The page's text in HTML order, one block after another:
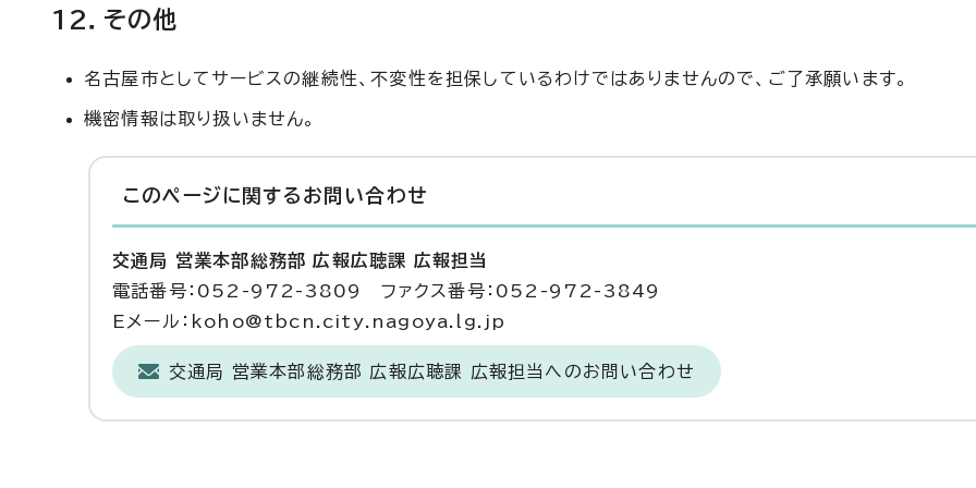
12．その他
名古屋市としてサービスの継続性、不変性を担保しているわけではありませんので、ご了承願います。
機密情報は取り扱いません。
このページに関する お問い合わせ
交通局 営業本部総務部 広報広聴課 広報担当
電話番号：052-972-3809 ファクス番号：052-972-3849
Eメール：koho@tbcn.city.nagoya.lg.jp
交通局 営業本部総務部 広報広聴課 広報担当へのお問い合わせ